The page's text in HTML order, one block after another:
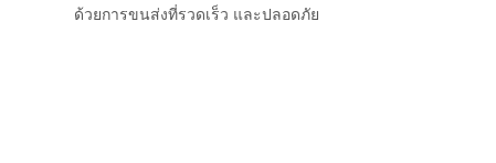
ด้วยการขนส่งที่รวดเร็ว และปลอดภัย